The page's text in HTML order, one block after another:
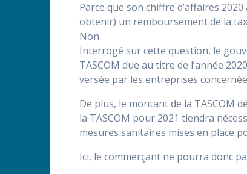
Parce que son chiffre d’affaires
obtenir) un remboursement de la
Non
Interrogé sur cette question, le
TASCOM due au titre de l’année
versée par les entreprises
De plus, le montant de la TASCOM
la TASCOM pour 2021 tiendra
mesures sanitaires mises en place
Ici, le commerçant ne pourra donc